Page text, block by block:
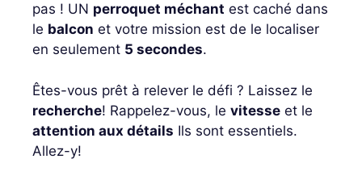
pas ! UN perroquet méchant est caché dans
le balcon et votre mission est de le localiser
en seulement 5 secondes.
Êtes-vous prêt à relever le défi ? Laissez le
recherche! Rappelez-vous, le vitesse et le
attention aux détails Ils sont essentiels.
Allez-y!